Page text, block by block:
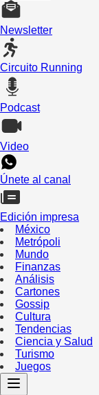
Newsletter
Circuito Running
Podcast
Video
Únete al canal
Edición impresa
México
Metrópoli
Mundo
Finanzas
Análisis
Cartones
Gossip
Cultura
Tendencias
Ciencia y Salud
Turismo
Juegos